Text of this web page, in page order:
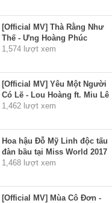
[Official MV] Thà Rằng Như
Thế - Ưng Hoàng Phúc
1,574 lượt xem
[Official MV] Yêu Một Người
Có Lẽ - Lou Hoàng ft. Miu Lê
1,462 lượt xem
Hoa hậu Đỗ Mỹ Linh độc tấu
đàn bầu tại Miss World 2017
1,468 lượt xem
[Official MV] Mùa Cô Đơn -